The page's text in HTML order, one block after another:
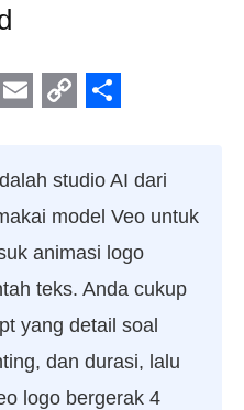
studio AI dari
model Veo untuk
animasi logo
teks. Anda cukup
yang detail soal
dan durasi, lalu
logo bergerak 4